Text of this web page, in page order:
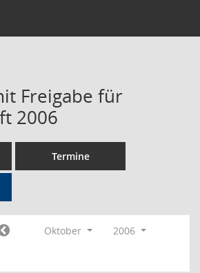
Freigabe für
2006
Termine
Oktober
2006